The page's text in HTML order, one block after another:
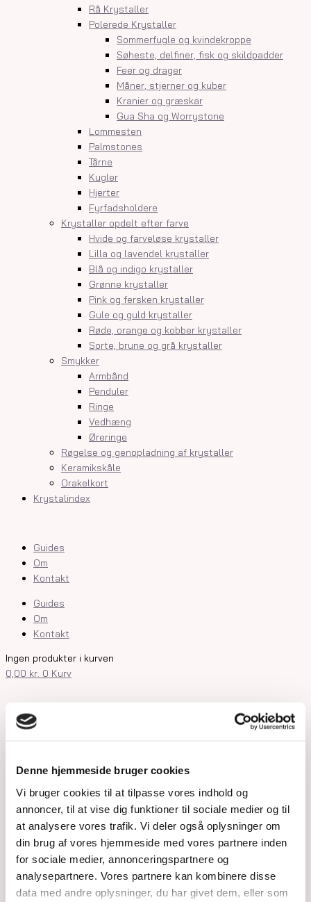
Denne hjemmeside bruger cookies
Vi bruger cookies til at tilpasse vores indhold og
annoncer, til at vise dig funktioner til sociale medier og til
at analysere vores trafik. Vi deler også oplysninger om
din brug af vores hjemmeside med vores partnere inden
for sociale medier, annonceringspartnere og
analysepartnere. Vores partnere kan kombinere disse
data med andre oplysninger, du har givet dem, eller som
Rå Krystaller
Polerede Krystaller
Sommerfugle og kvindekroppe
Søheste, delfiner, fisk og skildpadder
Feer og drager
Måner, stjerner og kuber
Kranier og græskar
Gua Sha og Worrystone
Lommesten
Palmstones
Tårne
Kugler
Hjerter
Fyrfadsholdere
Krystaller opdelt efter farve
Hvide og farveløse krystaller
Lilla og lavendel krystaller
Blå og indigo krystaller
Grønne krystaller
Pink og fersken krystaller
Gule og guld krystaller
Røde, orange og kobber krystaller
Sorte, brune og grå krystaller
Smykker
Armbånd
Penduler
Ringe
Vedhæng
Øreringe
Røgelse og genopladning af krystaller
Keramikskåle
Orakelkort
Krystalindex
Guides
Om
Kontakt
Guides
Om
Kontakt
Ingen produkter i kurven
0,00 kr. 0 Kurv
Shop
Rå Krystaller
Sommerfugle og kvindekroppe
Søheste, delfiner, fisk og skildpadder
Feer og drager
Måner, stjerner og kuber
Kranier og græskar
Gua Sha og Worrystone
Lommesten
Palmstone
Tårne